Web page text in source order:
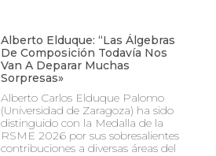
Alberto Elduque: “Las Álgebras
De Composición Todavía Nos
Van A Deparar Muchas
Sorpresas»
Alberto Carlos Elduque Palomo
(Universidad de Zaragoza) ha sido
distinguido con la Medalla de la
RSME 2026 por sus sobresalientes
contribuciones a diversas áreas del